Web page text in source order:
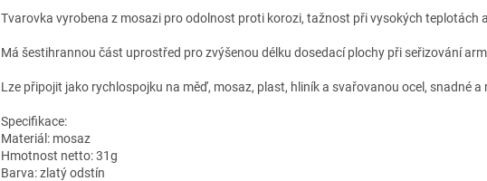
Tvarovka vyrobena z mosazi pro odolnost proti korozi, tažnost při vysokých teplotách
Má šestihrannou část uprostřed pro zvýšenou délku dosedací plochy při seřizování
Lze připojit jako rychlospojku na měď, mosaz, plast, hliník a svařovanou ocel, snadné a
Specifikace:
Materiál: mosaz
Hmotnost netto: 31g
Barva: zlatý odstín